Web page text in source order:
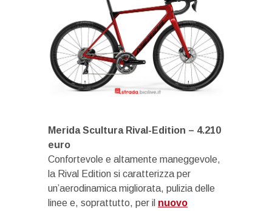
Merida Scultura Rival-Edition – 4.210
euro
Confortevole e altamente maneggevole,
la Rival Edition si caratterizza per
un’aerodinamica migliorata, pulizia delle
linee e, soprattutto, per il nuovo